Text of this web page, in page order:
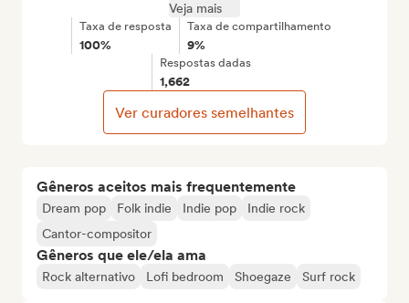
Gêneros aceitos mais frequentemente
Dream pop Folk indie Indie pop
Indie rock
Cantor-compositor
Gêneros que ele/ela ama
Rock alternativo Lofi bedroom Shoegaze Surf rock
Veja mais
Taxa de resposta
100%
Taxa de compartilhamento
9%
Respostas dadas
1,662
Ver curadores semelhantes